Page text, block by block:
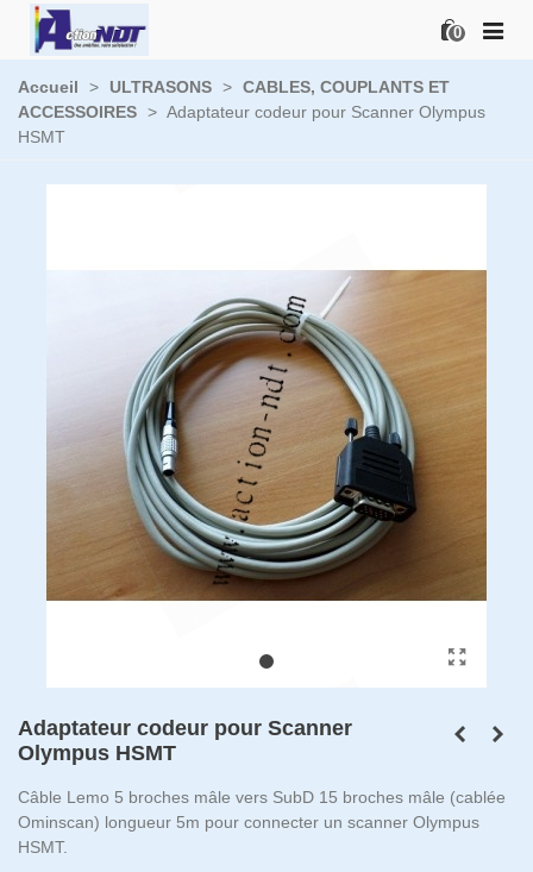
0
Accueil > ULTRASONS > CABLES, COUPLANTS ET
ACCESSOIRES > Adaptateur codeur pour Scanner Olympus
HSMT
Adaptateur codeur pour Scanner
Olympus HSMT
Câble Lemo 5 broches mâle vers SubD 15 broches mâle (cablée
Ominscan) longueur 5m pour connecter un scanner Olympus
HSMT.